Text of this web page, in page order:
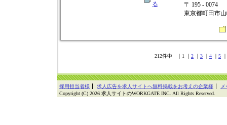
る
〒 195 - 0074
東京都町田市
212件中 ｜1 ｜ 2 ｜ 3 ｜ 4 ｜ 5 ｜
採用担当者様 求人広告を求人サイトへ無料掲載をお考えの企業様
Copyright (C) 2026 求人サイトのWORKGATE INC. All Rights Reserved.